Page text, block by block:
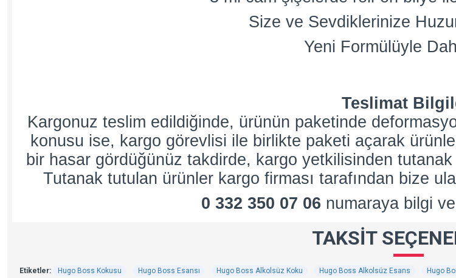
Size ve Sevdiklerinize
Yeni Formülüyle
Teslimat
Kargonuz teslim edildiğinde, ürünün paketinde
konusu ise, kargo görevlisi ile birlikte paketi açarak
bir hasar gördüğünüz takdirde, kargo yetkilisinden tutanak
Tutanak tutulan ürünler kargo firması tarafından bize
0 332 350 07 06 numaraya bilgi
TAKSIT
Etiketler: Hugo Boss Kokusu Hugo Boss Esansı Hugo Boss Alkolsüz Koku Hugo Boss Alkolsüz Esans Hugo